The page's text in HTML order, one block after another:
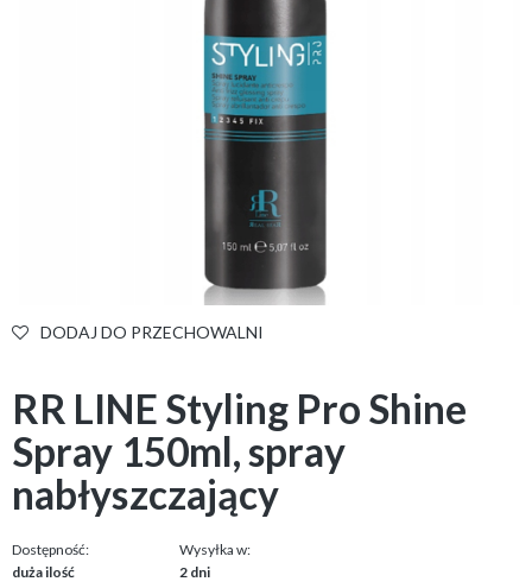
DODAJ DO PRZECHOWALNI
RR LINE Styling Pro Shine
Spray 150ml, spray
nabłyszczający
Dostępność:
duża ilość
Wysyłka w:
2 dni